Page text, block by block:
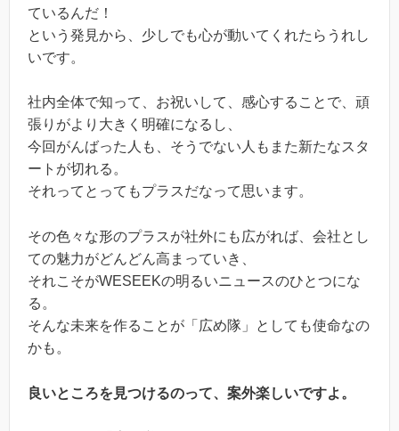
ているんだ！
という発見から、少しでも心が動いてくれたらうれし
いです。
社内全体で知って、お祝いして、感心することで、頑
張りがより大きく明確になるし、
今回がんばった人も、そうでない人もまた新たなスタ
ートが切れる。
それってとってもプラスだなって思います。
その色々な形のプラスが社外にも広がれば、会社とし
ての魅力がどんどん高まっていき、
それこそがWESEEKの明るいニュースのひとつにな
る。
そんな未来を作ることが「広め隊」としても使命なの
かも。
良いところを見つけるのって、案外楽しいですよ。